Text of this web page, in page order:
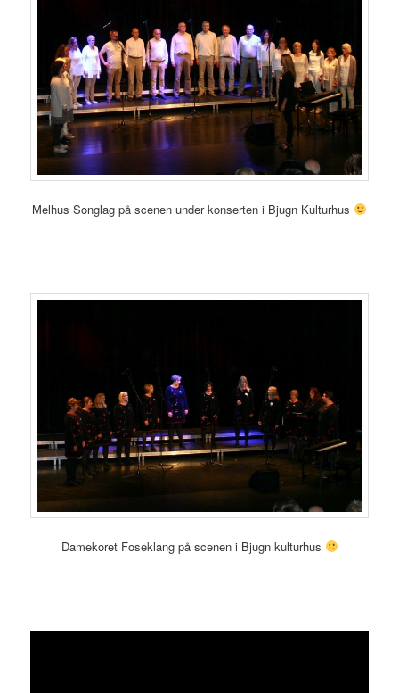
Melhus Songlag på scenen under konserten i Bjugn Kulturhus
Damekoret Foseklang på scenen i Bjugn kulturhus